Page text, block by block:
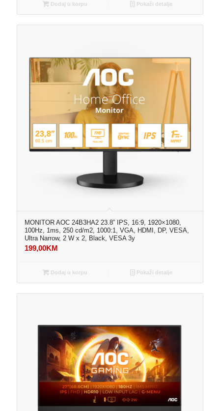
Dodaj u korpu Pokaži detalje
MONITOR AOC 24B3HA2 23.8” IPS, 16:9, 1920×1080,
100Hz, 1ms, 250 cd/m2, 1000:1, VGA, HDMI, DP, VESA,
Ultra Narrow, 2 W x 2, Black, VESA 3y
199,00KM
Dodaj u korpu Pokaži detalje